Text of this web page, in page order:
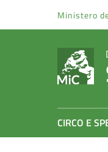
Vai al menu di
Ministero
CIRCO E